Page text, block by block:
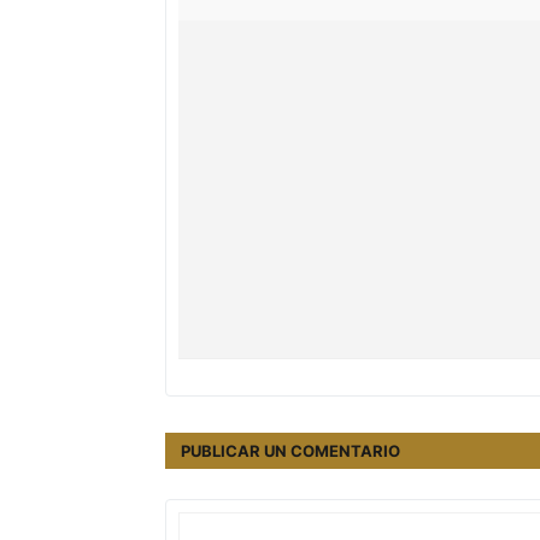
PUBLICAR UN COMENTARIO